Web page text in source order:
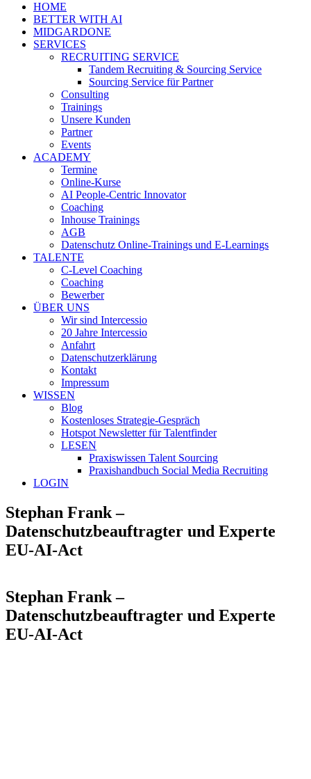
HOME
BETTER WITH AI
MIDGARDONE
SERVICES
RECRUITING SERVICE
Tandem Recruiting & Sourcing Service
Sourcing Service für Partner
Consulting
Trainings
Unsere Kunden
Partner
Events
ACADEMY
Termine
Online-Kurse
AI People-Centric Innovator
Coaching
Inhouse Trainings
AGB
Datenschutz Online-Trainings und E-Learnings
TALENTE
C-Level Coaching
Coaching
Bewerber
ÜBER UNS
Wir sind Intercessio
20 Jahre Intercessio
Anfahrt
Datenschutzerklärung
Kontakt
Impressum
WISSEN
Blog
Kostenloses Strategie-Gespräch
Hotspot Newsletter für Talentfinder
LESEN
Praxiswissen Talent Sourcing
Praxishandbuch Social Media Recruiting
LOGIN
Stephan Frank –
Datenschutzbeauftragter und Experte
EU-AI-Act
Stephan Frank –
Datenschutzbeauftragter und Experte
EU-AI-Act